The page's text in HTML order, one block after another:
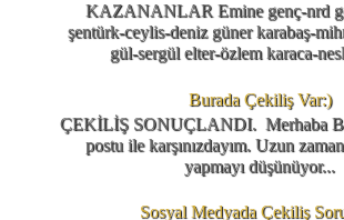
KAZANANLAR Emine genç-nrd
şentürk-ceylis-deniz güner karabaş-
gül-sergül elter-özlem karaca-
Burada Çekiliş Var:)
ÇEKİLİŞ SONUÇLANDI. Merhaba
postu ile karşınızdayım. Uzun
yapmayı düşünüyor...
Sosyal Medyada Çekiliş